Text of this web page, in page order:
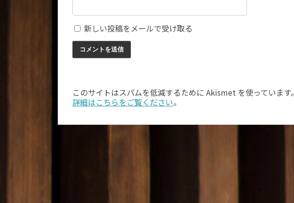
新しい投稿をメールで受け取る
このサイトはスパムを低減するために Akismet を使っています。
詳細はこちらをご覧ください。